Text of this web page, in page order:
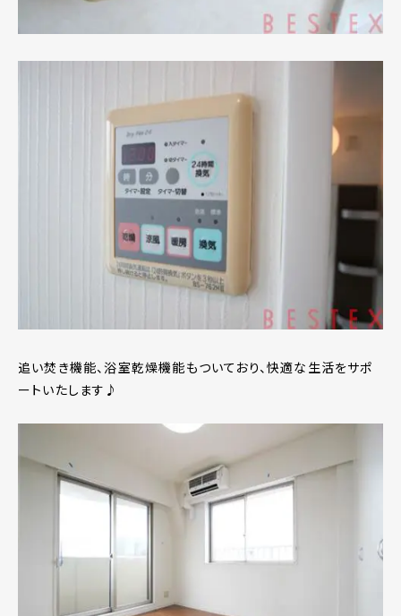
追い焚き機能、浴室乾燥機能もついており、快適な生活をサポ
ートいたします♪